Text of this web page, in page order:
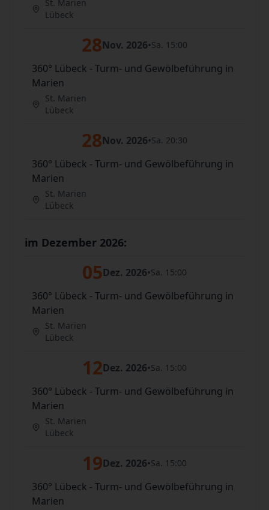
St. Marien
Lübeck
28Nov. 2026•Sa. 15:00
360° Lübeck - Turm- und Gewölbeführung in
Marien
St. Marien
Lübeck
28Nov. 2026•Sa. 20:30
360° Lübeck - Turm- und Gewölbeführung in
Marien
St. Marien
Lübeck
im Dezember 2026:
05Dez. 2026•Sa. 15:00
360° Lübeck - Turm- und Gewölbeführung in
Marien
St. Marien
Lübeck
12Dez. 2026•Sa. 15:00
360° Lübeck - Turm- und Gewölbeführung in
Marien
St. Marien
Lübeck
19Dez. 2026•Sa. 15:00
360° Lübeck - Turm- und Gewölbeführung in
Marien